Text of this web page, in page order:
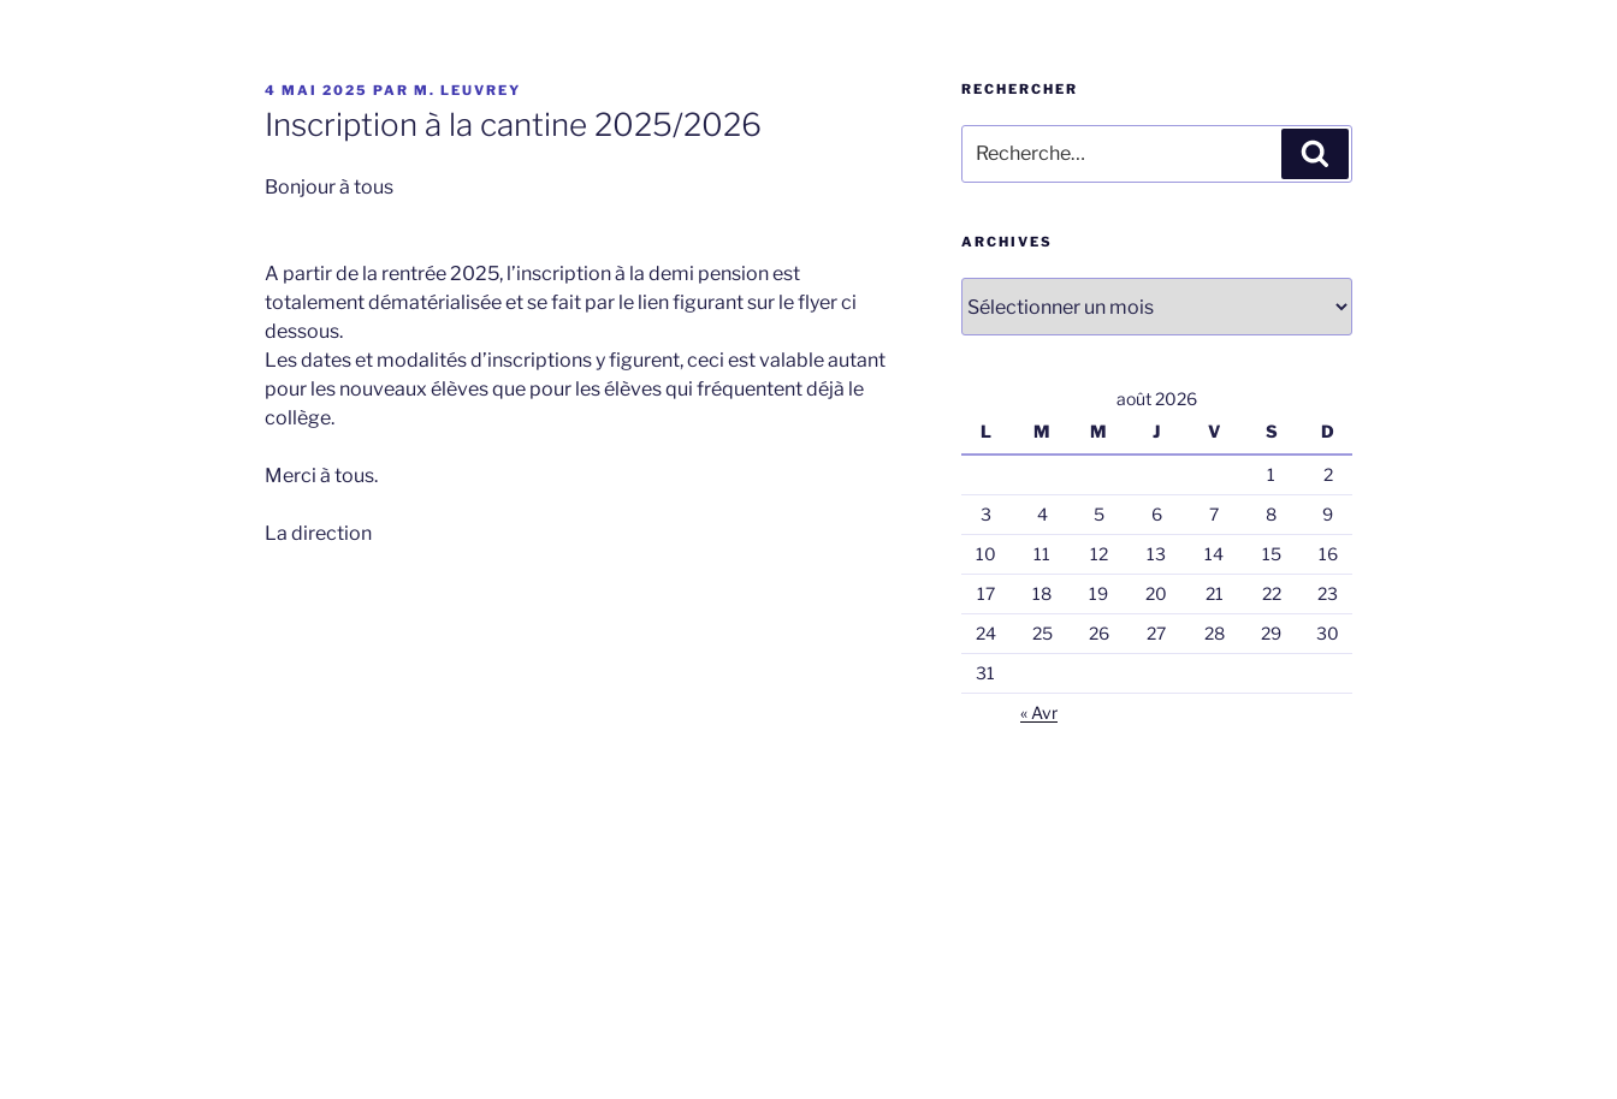
PUBLIÉ
LE
4 MAI 2025 PAR M. LEUVREY
Inscription à la cantine 2025/2026
Bonjour à tous
A partir de la rentrée 2025, l’inscription à la demi pension est
totalement dématérialisée et se fait par le lien figurant sur le flyer ci
dessous.
Les dates et modalités d’inscriptions y figurent, ceci est valable autant
pour les nouveaux élèves que pour les élèves qui fréquentent déjà le
collège.
​Merci à tous.
La direction
RECHERCHER
pour
:
ARCHIVES
août 2026
L
M M J V S D
1
2
3
4 5 6 7 8
9
10
11 12 13 14 15
16
17
18 19 20 21 22
23
24
25 26 27 28 29
30
31
« Avr